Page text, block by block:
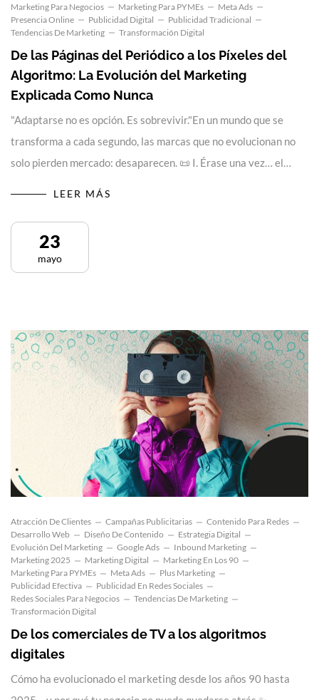
Marketing Para Negocios
Marketing Para PYMEs
Meta Ads
Presencia Online
Publicidad Digital
Publicidad Tradicional
Tendencias De Marketing
Transformación Digital
De las Páginas del Periódico a los Píxeles del
Algoritmo: La Evolución del Marketing
Explicada Como Nunca
"Adaptarse no es opción. Es sobrevivir."En un mundo que se
transforma a cada segundo, las marcas que no evolucionan no
solo pierden mercado: desaparecen. 📜 I. Érase una vez… el…
LEER MÁS
23
mayo
Atracción De Clientes Campañas Publicitarias
Contenido Para Redes
Desarrollo Web
Diseño De Contenido
Estrategia Digital
Evolución Del Marketing
Google Ads
Inbound Marketing
Marketing 2025
Marketing Digital
Marketing En Los 90
Marketing Para PYMEs
Meta Ads
Plus Marketing
Publicidad Efectiva
Publicidad En Redes Sociales
Redes Sociales Para Negocios
Tendencias De Marketing
Transformación Digital
De los comerciales de TV a los algoritmos
digitales
Cómo ha evolucionado el marketing desde los años 90 hasta